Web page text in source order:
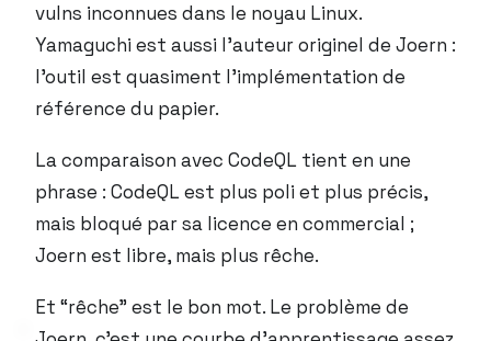
vulns inconnues dans le noyau Linux.
Yamaguchi est aussi l’auteur originel de Joern :
l’outil est quasiment l’implémentation de
référence du papier.
La comparaison avec CodeQL tient en une
phrase : CodeQL est plus poli et plus précis,
mais bloqué par sa licence en commercial ;
Joern est libre, mais plus rêche.
Et “rêche” est le bon mot. Le problème de